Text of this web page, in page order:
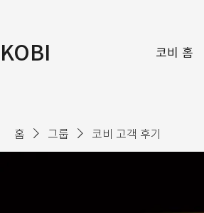
KOBI 코비 홈
홈 그룹 코비 고객 후기